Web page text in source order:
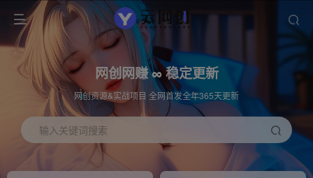
网创网赚 ∞ 稳定更新
网创资源&实战项目 全网首发全年365天更新
输入关键词搜索